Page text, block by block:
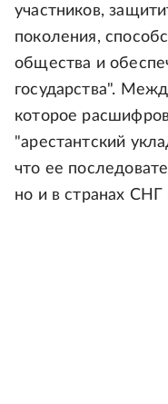
участников,
поколения,
общества и
государства".
которое
"арестантский
что ее
но и в странах СНГ